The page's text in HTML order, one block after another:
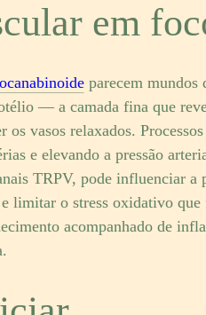
em
parecem mundos
— a camada fina que
vasos relaxados.
e elevando a pressão
TRPV, pode influenciar a
o stress oxidativo que
acompanhado de